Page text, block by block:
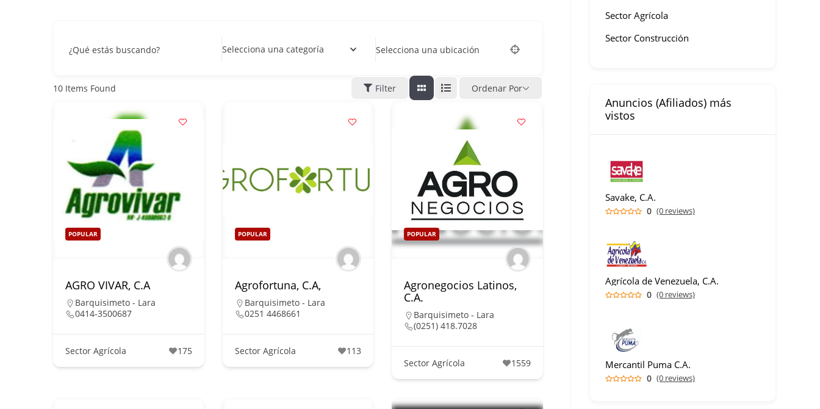
¿Qué estás buscando? Selecciona una categoría Selecciona una ubicación
10 Items Found Filter Ordenar Por
POPULAR
AGRO VIVAR, C.A
Barquisimeto - Lara
0414-3500687
Sector Agrícola 175
POPULAR
Agrofortuna, C.A,
Barquisimeto - Lara
0251 4468661
Sector Agrícola 113
POPULAR
Agronegocios Latinos,
C.A.
Barquisimeto - Lara
(0251) 418.7028
Sector Agrícola 1559
Sector Agrícola
Sector Construcción
Anuncios (Afiliados) más
vistos
Savake, C.A.
0 (0 reviews)
Agrícola de Venezuela, C.A.
0 (0 reviews)
Mercantil Puma C.A.
0 (0 reviews)